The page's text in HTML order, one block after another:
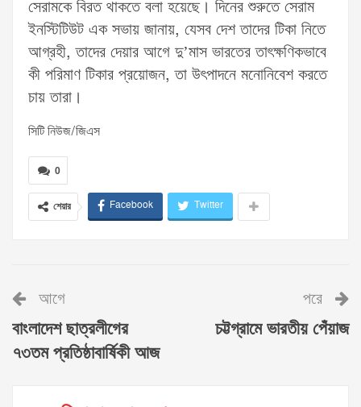
সেরামকে বিরত থাকতে বলা হয়েছে। দিনের শুরুতে সেরাম
ইনস্টিটিউট এক সভায় জানায়, যেসব দেশ তাদের টিকা নিতে
আগ্রহী, তাদের দেয়ার আগে দু’মাস ভারতের তাৎক্ষণিকভাবে
কী পরিমাণ টিকার প্রয়োজন, তা উৎপাদনে মনোনিবেশ করতে
চায় তারা।
সিটি নিউজ/জিএস
0
শেয়ার Facebook Twitter
আগে
বাংলাদেশ ছাত্রলীগের
৭৩তম প্রতিষ্ঠাবার্ষিকী আজ
পরে
চট্টগ্রামে ভারতীয় পেঁয়াজ